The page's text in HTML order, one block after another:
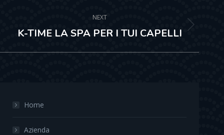
NEXT
Next
K-TIME LA SPA PER I TUI CAPELLI
Home
Azienda